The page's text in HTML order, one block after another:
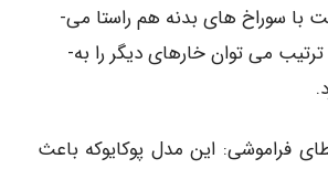
سوراخ ­های موکت با سوراخ ­های بدنه هم راستا می­
شوند که به این ترتیب می ­توان خارهای دیگر را به­
فراموشی: این مدل پوکایوکه باعث